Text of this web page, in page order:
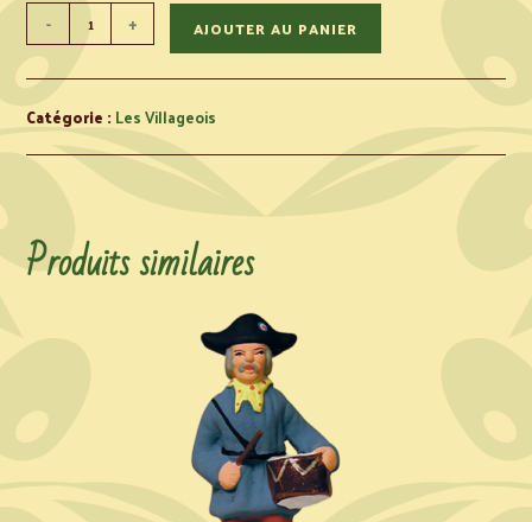
- + AJOUTER AU PANIER
Catégorie : Les Villageois
Produits similaires